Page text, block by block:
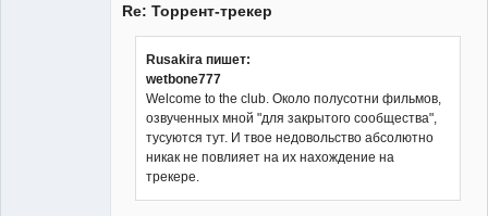
Re: Торрент-трекер
Rusakira пишет:
wetbone777
Welcome to the club. Около полусотни фильмов,
озвученных мной "для закрытого сообщества",
тусуются тут. И твое недовольство абсолютно
никак не повлияет на их нахождение на
трекере.